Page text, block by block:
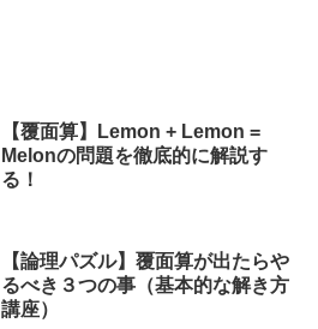
【覆面算】Lemon + Lemon =
Melonの問題を徹底的に解説す
る！
【論理パズル】覆面算が出たらや
るべき３つの事（基本的な解き方
講座）